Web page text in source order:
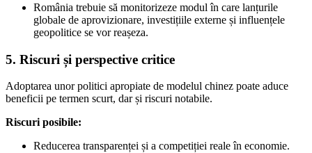
România trebuie să monitorizeze modul în care lanțurile
globale de aprovizionare, investițiile externe și influențele
geopolitice se vor reașeza.
5. Riscuri și perspective critice
Adoptarea unor politici apropiate de modelul chinez poate aduce
beneficii pe termen scurt, dar și riscuri notabile.
Riscuri posibile:
Reducerea transparenței și a competiției reale în economie.